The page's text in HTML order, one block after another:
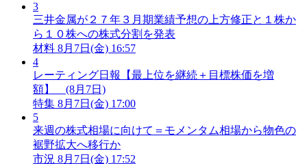
3
三井金属が２７年３月期業績予想の上方修正と１株か
ら１０株への株式分割を発表
材料 8月7日(金) 16:57
4
レーティング日報【最上位を継続＋目標株価を増
額】 (8月7日)
特集 8月7日(金) 17:00
5
来週の株式相場に向けて＝モメンタム相場から物色の
裾野拡大へ移行か
市況 8月7日(金) 17:52